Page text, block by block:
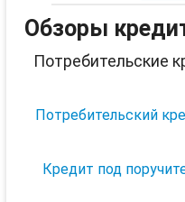
Обзоры
Потребительские
Потребительский
Кредит под